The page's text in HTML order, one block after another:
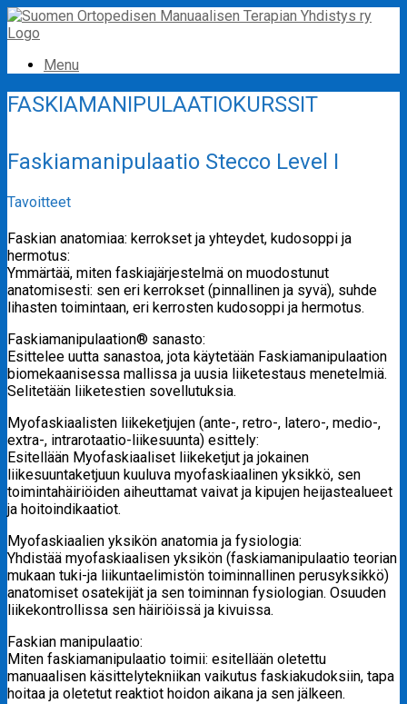
Skip
to
Menu
FASKIAMANIPULAATIOKURSSIT
Faskiamanipulaatio Stecco Level I
Tavoitteet
Faskian anatomiaa: kerrokset ja yhteydet, kudosoppi ja
hermotus:
Ymmärtää, miten faskiajärjestelmä on muodostunut
anatomisesti: sen eri kerrokset (pinnallinen ja syvä), suhde
lihasten toimintaan, eri kerrosten kudosoppi ja hermotus.
Faskiamanipulaation® sanasto:
Esittelee uutta sanastoa, jota käytetään Faskiamanipulaation
biomekaanisessa mallissa ja uusia liiketestaus menetelmiä.
Selitetään liiketestien sovellutuksia.
Myofaskiaalisten liikeketjujen (ante-, retro-, latero-, medio-,
extra-, intrarotaatio-liikesuunta) esittely:
Esitellään Myofaskiaaliset liikeketjut ja jokainen
liikesuuntaketjuun kuuluva myofaskiaalinen yksikkö, sen
toimintahäiriöiden aiheuttamat vaivat ja kipujen heijastealueet
ja hoitoindikaatiot.
Myofaskiaalien yksikön anatomia ja fysiologia:
Yhdistää myofaskiaalisen yksikön (faskiamanipulaatio teorian
mukaan tuki-ja liikuntaelimistön toiminnallinen perusyksikkö)
anatomiset osatekijät ja sen toiminnan fysiologian. Osuuden
liikekontrollissa sen häiriöissä ja kivuissa.
Faskian manipulaatio:
Miten faskiamanipulaatio toimii: esitellään oletettu
manuaalisen käsittelytekniikan vaikutus faskiakudoksiin, tapa
hoitaa ja oletetut reaktiot hoidon aikana ja sen jälkeen.